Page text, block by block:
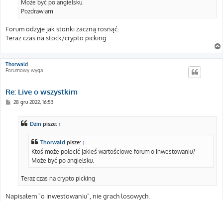
Może być po angielsku.
Pozdrawiam
Forum odżyje jak stonki zaczną rosnąć.
Teraz czas na stock/crypto picking
Thorwald
Forumowy wyga
Re: Live o wszystkim
P28 gru 2022, 16:53
Dżin pisze: ↑
Thorwald pisze: ↑
Ktoś może polecić jakieś wartościowe forum o inwestowaniu?
Może być po angielsku.
Teraz czas na crypto picking
Napisałem "o inwestowaniu", nie grach losowych.